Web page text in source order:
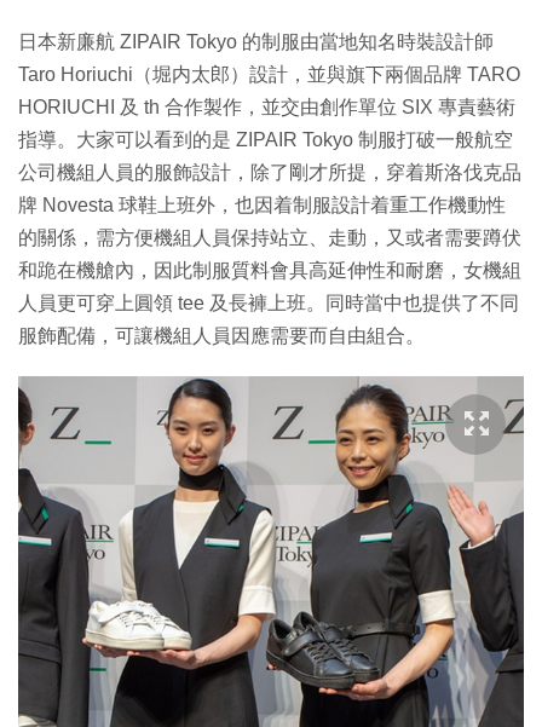
日本新廉航 ZIPAIR Tokyo 的制服由當地知名時裝設計師
Taro Horiuchi（堀内太郎）設計，並與旗下兩個品牌 TARO
HORIUCHI 及 th 合作製作，並交由創作單位 SIX 專責藝術
指導。大家可以看到的是 ZIPAIR Tokyo 制服打破一般航空
公司機組人員的服飾設計，除了剛才所提，穿着斯洛伐克品
牌 Novesta 球鞋上班外，也因着制服設計着重工作機動性
的關係，需方便機組人員保持站立、走動，又或者需要蹲伏
和跪在機艙內，因此制服質料會具高延伸性和耐磨，女機組
人員更可穿上圓領 tee 及長褲上班。同時當中也提供了不同
服飾配備，可讓機組人員因應需要而自由組合。